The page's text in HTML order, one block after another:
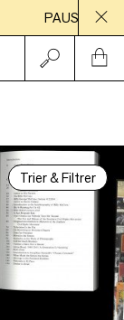
PAUSE
Trier & Filtrer